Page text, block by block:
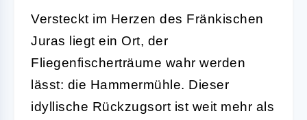
Versteckt im Herzen des Fränkischen
Juras liegt ein Ort, der
Fliegenfischerträume wahr werden
lässt: die Hammermühle. Dieser
idyllische Rückzugsort ist weit mehr als